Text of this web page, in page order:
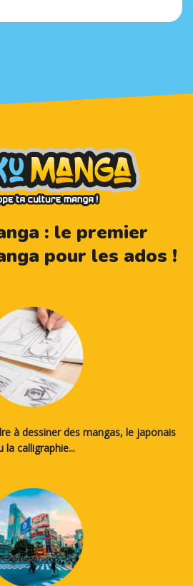
: le premier
pour les ados !
à dessiner des mangas, le japonais
la calligraphie...